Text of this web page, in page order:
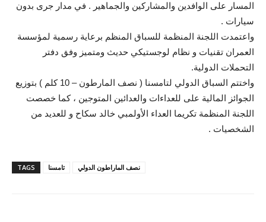
المسار على الوافدين والمشاركين والجماهير . في مدار جرى بدون
سيارات .
واعتمدت اللجنة المنظمة للسباق المنظم برعاية رسمية لمؤسسة
العمران تقنيات و نظام لوجستيكي حديث ومتميز وفق دفتر
التحملات الدولية.
واختتم السباق الدولي لتامسنا ( نصف المارطون – 10 كلم ) بتوزيع
الجوائز المالية على للعداءات والعدائين المتوجين ، كما خصصت
اللجنة المنظمة تكريما العداء الأولمبي خالد سكاح و للعديد من
الشخصيات .
TAGS تامسنا نصف الماراطون الدولي